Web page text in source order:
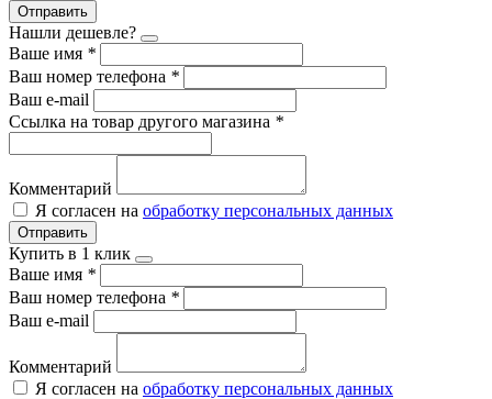
Отправить
Нашли дешевле?
Ваше имя *
Ваш номер телефона *
Ваш e-mail
Ссылка на товар другого магазина *
Комментарий
Я согласен на обработку персональных данных
Отправить
Купить в 1 клик
Ваше имя *
Ваш номер телефона *
Ваш e-mail
Комментарий
Я согласен на обработку персональных данных